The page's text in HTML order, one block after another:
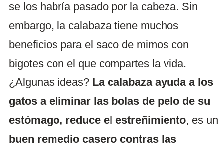
se los habría pasado por la cabeza. Sin
embargo, la calabaza tiene muchos
beneficios para el saco de mimos con
bigotes con el que compartes la vida.
¿Algunas ideas? La calabaza ayuda a los
gatos a eliminar las bolas de pelo de su
estómago, reduce el estreñimiento, es un
buen remedio casero contras las